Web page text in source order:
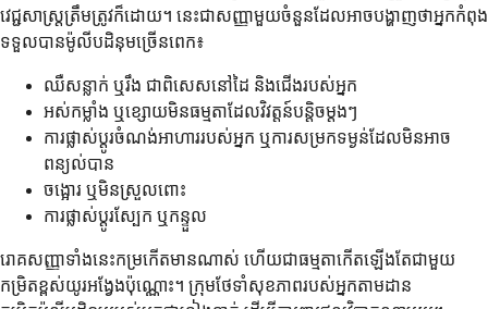
វេជ្ជសាស្ត្រ​ត្រឹមត្រូវ​ក៏ដោយ។ នេះ​ជា​សញ្ញា​មួយ​ចំនួន​ដែលអាច​បង្ហាញថា​អ្នក​កំពុង​
ទទួល​បាន​ម៉ូលីបដិនុម​ច្រើន​ពេក៖
ឈឺសន្លាក់ ឬរឹង ជាពិសេសនៅដៃ និងជើងរបស់អ្នក
អស់កម្លាំង ឬខ្សោយមិនធម្មតាដែលវិវត្តន៍បន្តិចម្តងៗ
ការផ្លាស់ប្តូរចំណង់អាហាររបស់អ្នក ឬការសម្រកទម្ងន់ដែលមិនអាច
ពន្យល់បាន
ចង្អោរ ឬមិនស្រួលពោះ
ការផ្លាស់ប្តូរស្បែក ឬកន្ទួល
រោគសញ្ញាទាំងនេះកម្រកើតមានណាស់ ហើយជាធម្មតាកើតឡើងតែជាមួយ
កម្រិតខ្ពស់យូរអង្វែងប៉ុណ្ណោះ។ ក្រុមថែទាំសុខភាពរបស់អ្នកតាមដាន